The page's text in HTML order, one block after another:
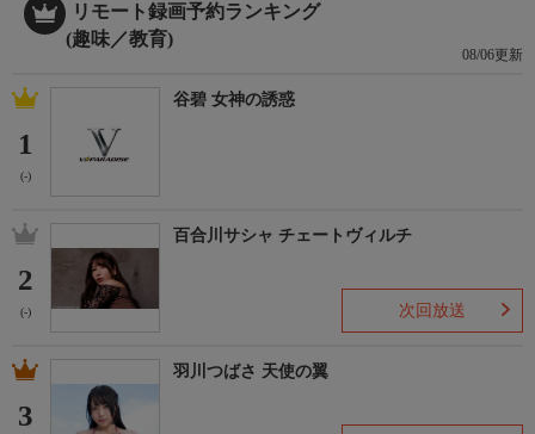
リモート録画予約ランキング
(趣味／教育)
08/06更新
1
(-)
谷碧 女神の誘惑
2
(-)
百合川サシャ チェートヴィルチ
次回放送
3
羽川つばさ 天使の翼